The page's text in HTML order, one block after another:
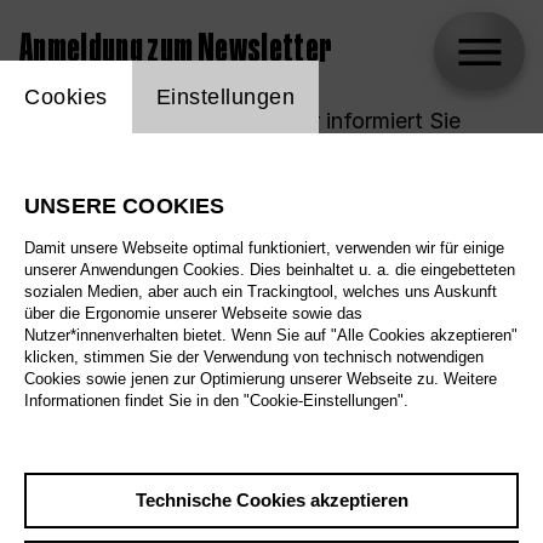
Anmeldung zum Newsletter
Unser kostenloser Newsletter informiert Sie
E-Mail*
Vorname
Nachname
Einstellung Website Cookie
Cookies Einstellungen
UNSERE COOKIES
Damit unsere Webseite optimal funktioniert, verwenden wir für einige
unserer Anwendungen Cookies. Dies beinhaltet u. a. die eingebetteten
sozialen Medien, aber auch ein Trackingtool, welches uns Auskunft
über die Ergonomie unserer Webseite sowie das
Nutzer*innenverhalten bietet. Wenn Sie auf "Alle Cookies akzeptieren"
klicken, stimmen Sie der Verwendung von technisch notwendigen
Cookies sowie jenen zur Optimierung unserer Webseite zu. Weitere
Informationen findet Sie in den "Cookie-Einstellungen".
Technische Cookies akzeptieren